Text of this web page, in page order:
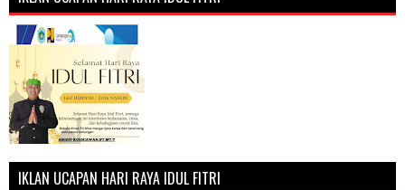
IKLAN UCAPAN HARI RAYA IDUL FITRI